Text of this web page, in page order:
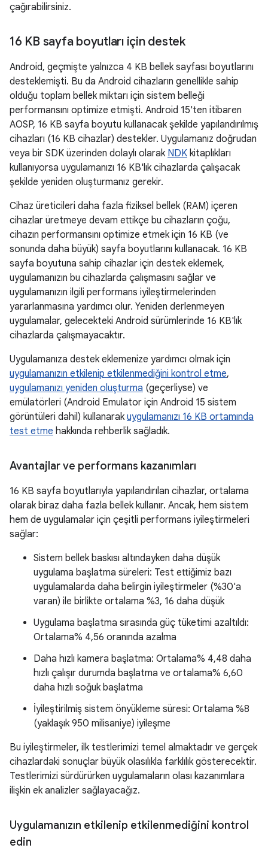
çağırabilirsiniz.
16 KB sayfa boyutları için destek
Android, geçmişte yalnızca 4 KB bellek sayfası boyutlarını
desteklemişti. Bu da Android cihazların genellikle sahip
olduğu toplam bellek miktarı için sistem belleği
performansını optimize etmişti. Android 15'ten itibaren
AOSP, 16 KB sayfa boyutu kullanacak şekilde yapılandırılmış
cihazları (16 KB cihazlar) destekler. Uygulamanız doğrudan
veya bir SDK üzerinden dolaylı olarak NDK kitaplıkları
kullanıyorsa uygulamanızı 16 KB'lık cihazlarda çalışacak
şekilde yeniden oluşturmanız gerekir.
Cihaz üreticileri daha fazla fiziksel bellek (RAM) içeren
cihazlar üretmeye devam ettikçe bu cihazların çoğu,
cihazın performansını optimize etmek için 16 KB (ve
sonunda daha büyük) sayfa boyutlarını kullanacak. 16 KB
sayfa boyutuna sahip cihazlar için destek eklemek,
uygulamanızın bu cihazlarda çalışmasını sağlar ve
uygulamanızın ilgili performans iyileştirmelerinden
yararlanmasına yardımcı olur. Yeniden derlenmeyen
uygulamalar, gelecekteki Android sürümlerinde 16 KB'lık
cihazlarda çalışmayacaktır.
Uygulamanıza destek eklemenize yardımcı olmak için
uygulamanızın etkilenip etkilenmediğini kontrol etme,
uygulamanızı yeniden oluşturma (geçerliyse) ve
emülatörleri (Android Emulator için Android 15 sistem
görüntüleri dahil) kullanarak uygulamanızı 16 KB ortamında
test etme hakkında rehberlik sağladık.
Avantajlar ve performans kazanımları
16 KB sayfa boyutlarıyla yapılandırılan cihazlar, ortalama
olarak biraz daha fazla bellek kullanır. Ancak, hem sistem
hem de uygulamalar için çeşitli performans iyileştirmeleri
sağlar:
Sistem bellek baskısı altındayken daha düşük
uygulama başlatma süreleri: Test ettiğimiz bazı
uygulamalarda daha belirgin iyileştirmeler (%30'a
varan) ile birlikte ortalama %3, 16 daha düşük
Uygulama başlatma sırasında güç tüketimi azaltıldı:
Ortalama% 4,56 oranında azalma
Daha hızlı kamera başlatma: Ortalama% 4,48 daha
hızlı çalışır durumda başlatma ve ortalama% 6,60
daha hızlı soğuk başlatma
İyileştirilmiş sistem önyükleme süresi: Ortalama %8
(yaklaşık 950 milisaniye) iyileşme
Bu iyileştirmeler, ilk testlerimizi temel almaktadır ve gerçek
cihazlardaki sonuçlar büyük olasılıkla farklılık gösterecektir.
Testlerimizi sürdürürken uygulamaların olası kazanımlara
ilişkin ek analizler sağlayacağız.
Uygulamanızın etkilenip etkilenmediğini kontrol
edin